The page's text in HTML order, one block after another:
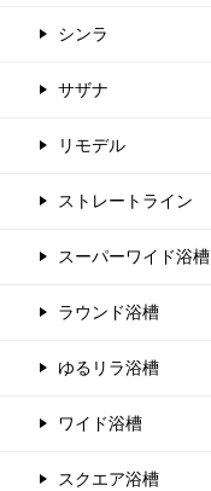
シンラ
サザナ
リモデル
ストレートライン
スーパーワイド浴槽
ラウンド浴槽
ゆるリラ浴槽
ワイド浴槽
スクエア浴槽